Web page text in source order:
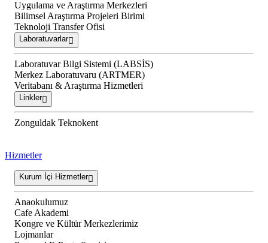
Uygulama ve Araştırma Merkezleri
Bilimsel Araştırma Projeleri Birimi
Teknoloji Transfer Ofisi
Laboratuvarlar
Laboratuvar Bilgi Sistemi (LABSİS)
Merkez Laboratuvaru (ARTMER)
Veritabanı & Araştırma Hizmetleri
Linkler
Zonguldak Teknokent
Hizmetler
Kurum İçi Hizmetler
Anaokulumuz
Cafe Akademi
Kongre ve Kültür Merkezlerimiz
Lojmanlar